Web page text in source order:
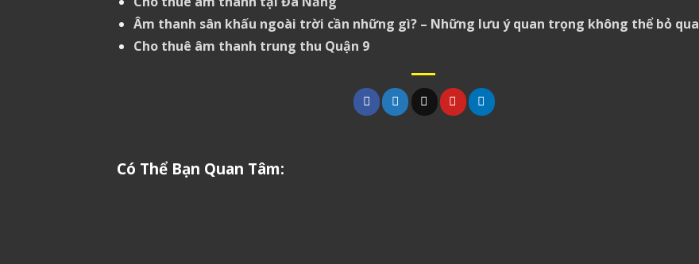
Âm thanh sân khấu ngoài trời cần những gì? – Những lưu ý quan trọng không thể bỏ qua
Cho thuê âm thanh trung thu Quận 9
Có Thể Bạn Quan Tâm: